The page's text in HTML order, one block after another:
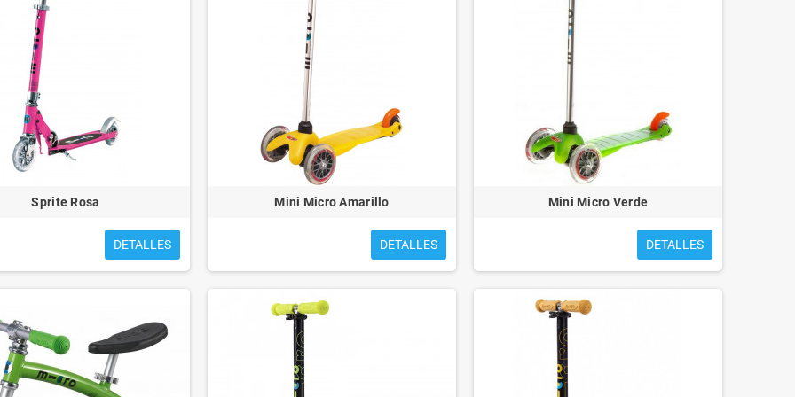
Sprite Rosa
DETALLES
Mini Micro Amarillo
DETALLES
Mini Micro Verde
DETALLES